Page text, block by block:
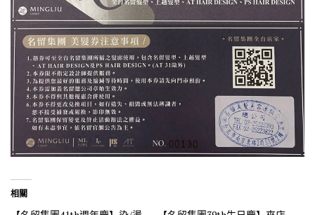
相關